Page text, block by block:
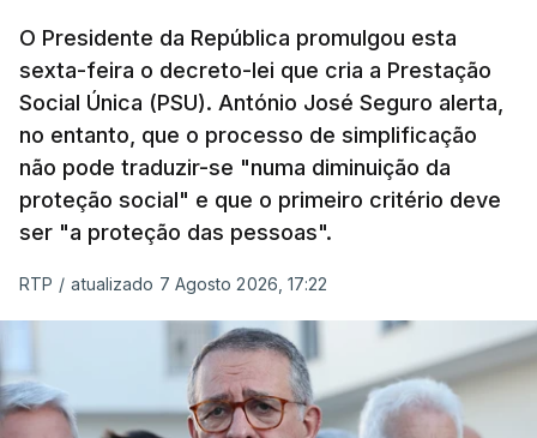
O Presidente da República promulgou esta
sexta-feira o decreto-lei que cria a Prestação
Social Única (PSU). António José Seguro alerta,
no entanto, que o processo de simplificação
não pode traduzir-se "numa diminuição da
proteção social" e que o primeiro critério deve
ser "a proteção das pessoas".
RTP / atualizado 7 Agosto 2026, 17:22